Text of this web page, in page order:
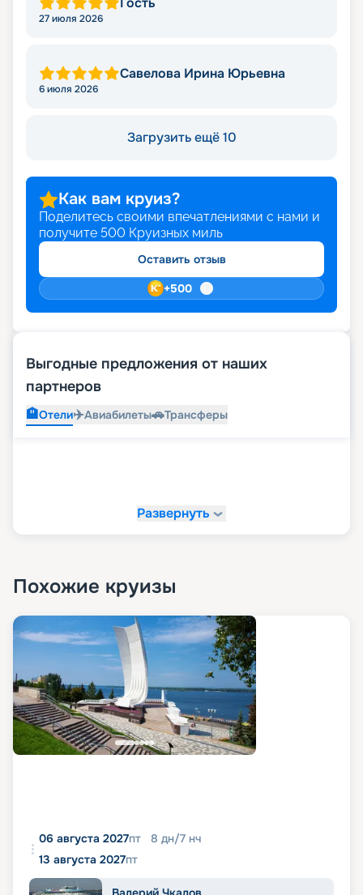
27 июля 2026
Савелова Ирина Юрьевна
6 июля 2026
Загрузить ещё 10
Как вам круиз?
Поделитесь своими впечатлениями с нами и
получите 500 Круизных миль
Оставить отзыв
+500
Выгодные предложения от наших
партнеров
🏨Отели✈️Авиабилеты🚗Трансферы
Развернуть
Похожие круизы
06 августа 2027пт 8 дн/7 нч
13 августа 2027пт